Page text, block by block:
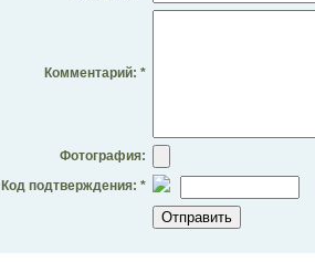
Комментарий: *
Фотография:
Код подтверждения: *